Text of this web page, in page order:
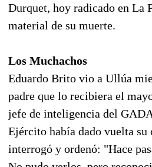
Durquet, hoy radicado en La
material de su muerte.
Los Muchachos
Eduardo Brito vio a Ullúa
padre que lo recibiera el
jefe de inteligencia del
Ejército había dado vuelta su
interrogó y ordenó: "Hace